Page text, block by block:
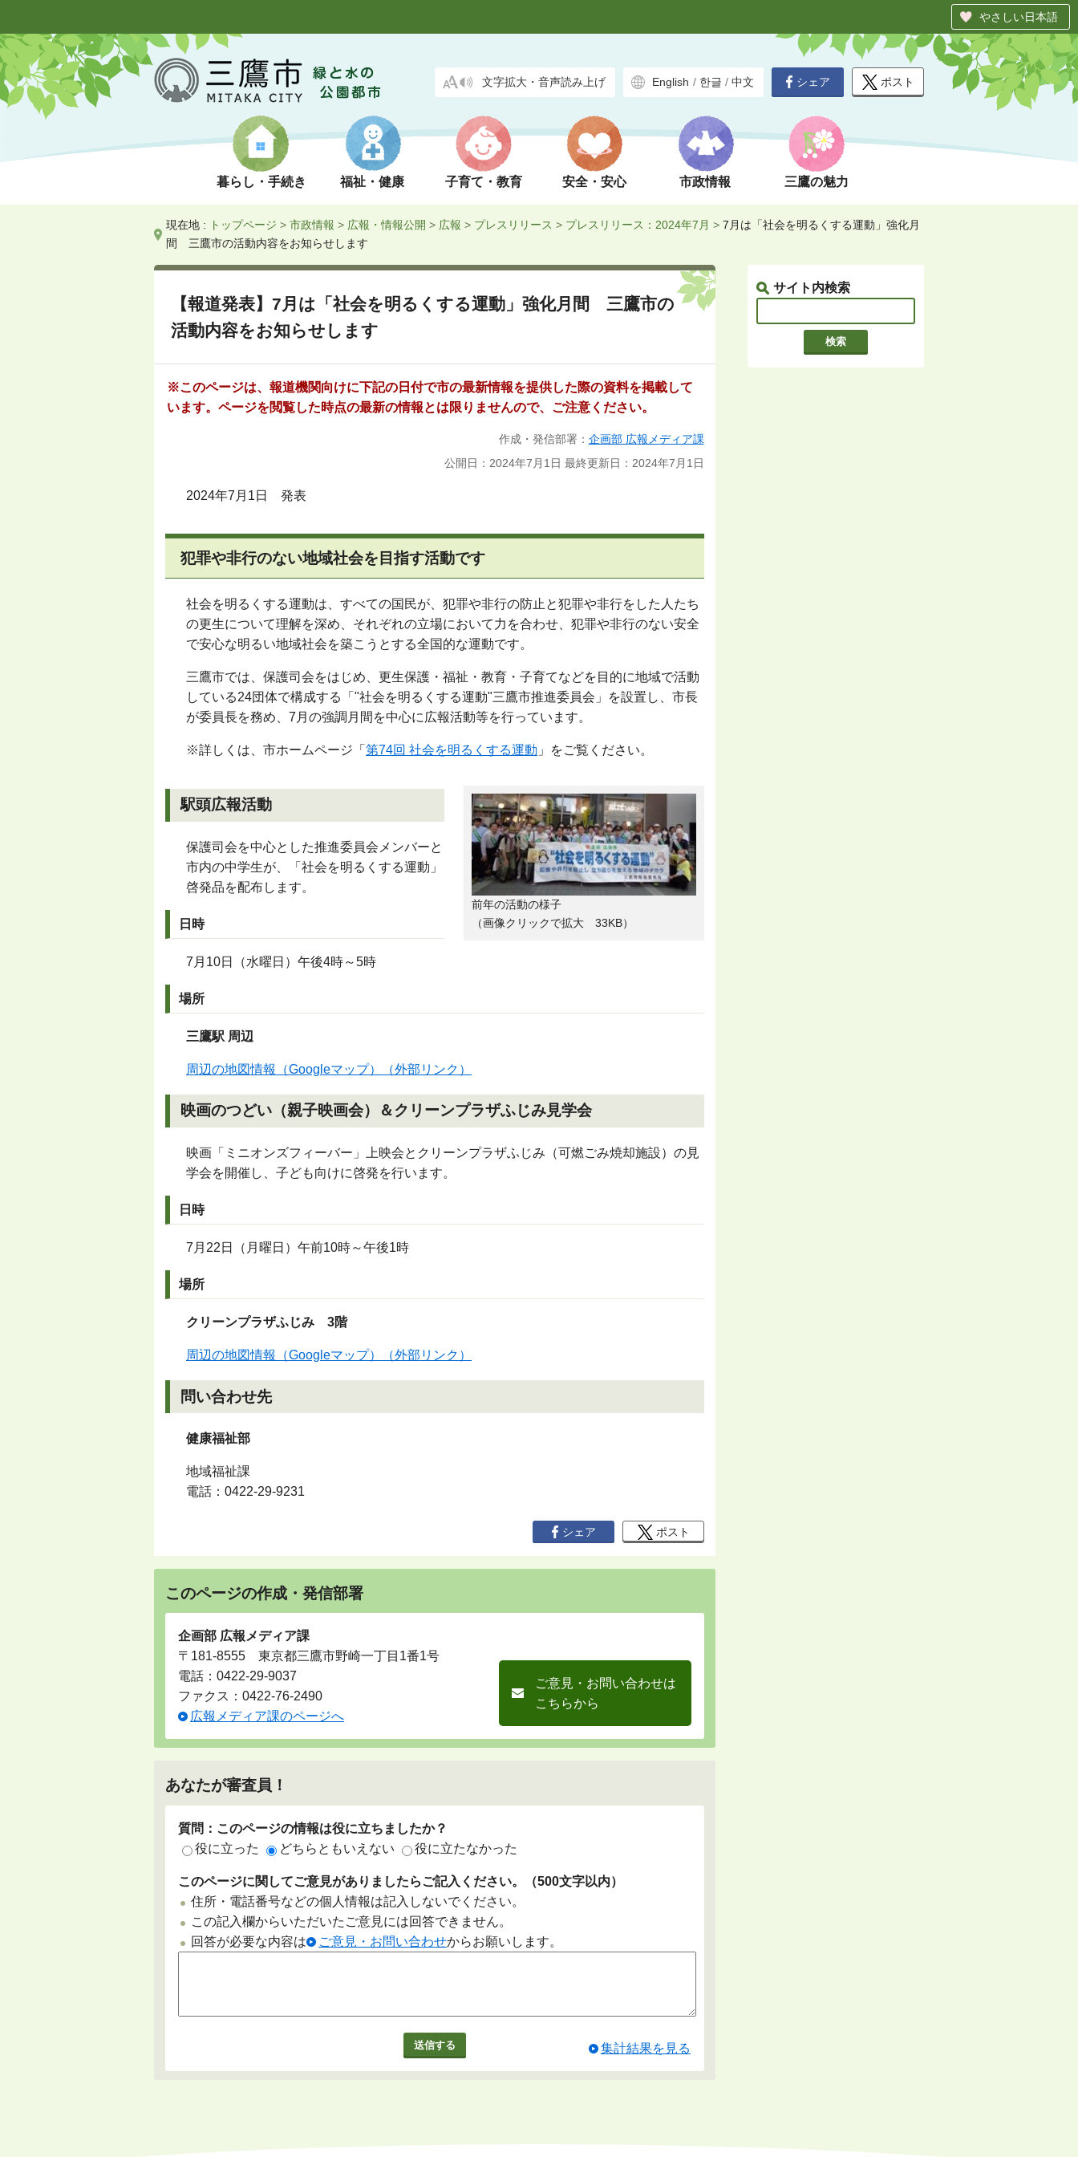
やさしい日本語
文字拡大・音声読み上げ English / 한글 / 中文
暮らし・手続き 福祉・健康 子育て・教育 安全・安心 市政情報 三鷹の魅力
シェア ポスト
現在地 : トップページ > 市政情報 > 広報・情報公開 > 広報 > プレスリリース > プレスリリース：2024年7月 > 7月は「社会を明るくする運動」強化月
間 三鷹市の活動内容をお知らせします
サイト内検索
【報道発表】7月は「社会を明るくする運動」強化月間 三鷹市の
活動内容をお知らせします
※このページは、報道機関向けに下記の日付で市の最新情報を提供した際の資料を掲載して
います。ページを閲覧した時点の最新の情報とは限りませんので、ご注意ください。
作成・発信部署： 企画部 広報メディア課
公開日：2024年7月1日 最終更新日：2024年7月1日
2024年7月1日 発表
犯罪や非行のない地域社会を目指す活動です
社会を明るくする運動は、すべての国民が、犯罪や非行の防止と犯罪や非行をした人たち
の更生について理解を深め、それぞれの立場において力を合わせ、犯罪や非行のない安全
で安心な明るい地域社会を築こうとする全国的な運動です。
三鷹市では、保護司会をはじめ、更生保護・福祉・教育・子育てなどを目的に地域で活動
している24団体で構成する「 "社会を明るくする運動"三鷹市推進委員会」を設置し、市長
が委員長を務め、7月の強調月間を中心に広報活動等を行っています。
※詳しくは、市ホームページ「 第74回 社会を明るくする運動 」をご覧ください。
前年の活動の様子
（画像クリックで拡大 33KB）
駅頭広報活動
保護司会を中心とした推進委員会メンバーと
市内の中学生が、「社会を明るくする運動」
啓発品を配布します。
日時
7月10日（水曜日）午後4時～5時
場所
三鷹駅 周辺
周辺の地図情報（Googleマップ）（外部リンク）
映画のつどい（親子映画会）＆クリーンプラザふじみ見学会
映画「ミニオンズフィーバー」上映会とクリーンプラザふじみ（可燃ごみ焼却施設）の見
学会を開催し、子ども向けに啓発を行います。
日時
7月22日（月曜日）午前10時～午後1時
場所
クリーンプラザふじみ 3階
周辺の地図情報（Googleマップ）（外部リンク）
問い合わせ先
健康福祉部
地域福祉課
電話： 0422-29-9231
シェア ポスト
このページの作成・発信部署
企画部 広報メディア課
〒181-8555 東京都三鷹市野崎一丁目1番1号
電話： 0422-29-9037
ファクス：0422-76-2490
広報メディア課のページへ
ご意見・お問い合わせは
こちらから
あなたが審査員！
質問：このページの情報は役に立ちましたか？
役に立った
どちらともいえない 役に立たなかった
このページに関してご意見がありましたらご記入ください。（500文字以内）
住所・電話番号などの個人情報は記入しないでください。
この記入欄からいただいたご意見には回答できません。
回答が必要な内容は
ご意見・お問い合わせからお願いします。
集計結果を見る